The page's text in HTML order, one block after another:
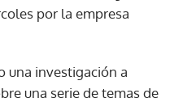
por la empresa
una investigación a
una serie de temas de